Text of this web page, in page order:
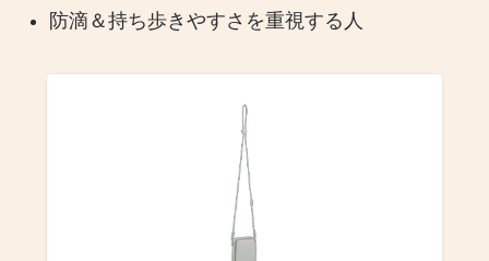
防滴＆持ち歩きやすさを重視する人